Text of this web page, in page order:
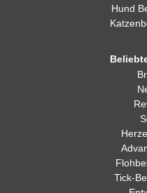
Hund
Tick-